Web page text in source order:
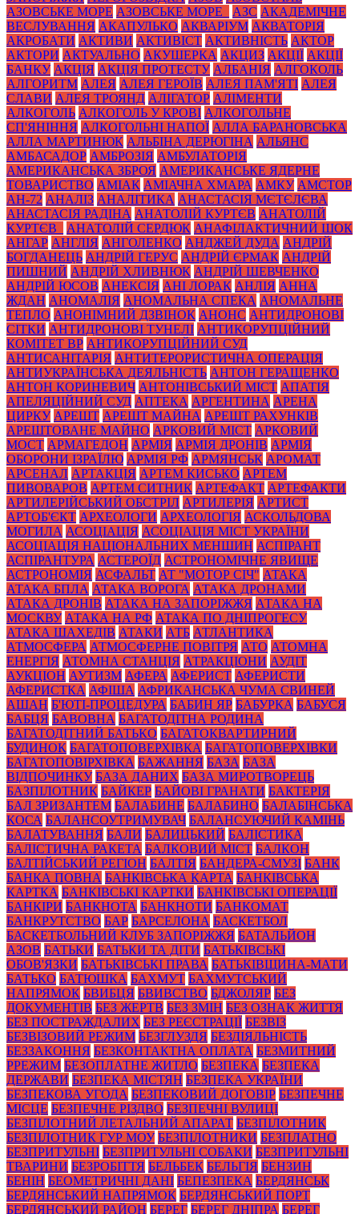
АЗОВСЬКЕ МОРЕ АЗОВСЬКЕ МОРЕ_ АЗС АКАДЕМІЧНЕ
ВЕСЛУВАННЯ АКАПУЛЬКО АКВАРІУМ АКВАТОРІЯ
АКРОБАТИ АКТИВИ АКТИВІСТ АКТИВНІСТЬ АКТОР
АКТОРИ АКТУАЛЬНО АКУШЕРКА АКЦИЗ АКЦІЇ АКЦІЇ
БАНКУ АКЦІЯ АКЦІЯ ПРОТЕСТУ АЛБАНІЯ АЛГОКОЛЬ
АЛГОРИТМ АЛЕЯ АЛЕЯ ГЕРОЇВ АЛЕЯ ПАМ'ЯТІ АЛЕЯ
СЛАВИ АЛЕЯ ТРОЯНД АЛІГАТОР АЛІМЕНТИ
АЛКОГОЛЬ АЛКОГОЛЬ У КРОВІ АЛКОГОЛЬНЕ
СП'ЯНІННЯ АЛКОГОЛЬНІ НАПОЇ АЛЛА БАРАНОВСЬКА
АЛЛА МАРТИНЮК АЛЬБІНА ДЕРЮГІНА АЛЬЯНС
АМБАСАДОР АМБРОЗІЯ АМБУЛАТОРІЯ
АМЕРИКАНСЬКА ЗБРОЯ АМЕРИКАНСЬКЕ ЯДЕРНЕ
ТОВАРИСТВО АМІАК АМІАЧНА ХМАРА АМКУ АМСТОР
АН-72 АНАЛІЗ АНАЛІТИКА АНАСТАСІЯ МЄТЄЛЄВА
АНАСТАСІЯ РАДІНА АНАТОЛІЙ КУРТЄВ АНАТОЛІЙ
КУРТЄВ_
АНАТОЛІЙ СЕРДЮК АНАФІЛАКТИЧНИЙ ШОК
АНГАР АНГЛІЯ АНГОЛЕНКО АНДЖЕЙ ДУДА АНДРІЙ
БОГДАНЕЦЬ АНДРІЙ ГЕРУС АНДРІЙ ЄРМАК АНДРІЙ
ПИШНИЙ АНДРІЙ ХЛИВНЮК АНДРІЙ ШЕВЧЕНКО
АНДРІЙ ЮСОВ АНЕКСІЯ АНІ ЛОРАК АНЛІЯ АННА
ЖДАН АНОМАЛІЯ АНОМАЛЬНА СПЕКА АНОМАЛЬНЕ
ТЕПЛО АНОНІМНИЙ ДЗВІНОК АНОНС АНТИДРОНОВІ
СІТКИ АНТИДРОНОВІ ТУНЕЛІ АНТИКОРУПЦІЙНИЙ
КОМІТЕТ ВР АНТИКОРУПЦІЙНИЙ СУД
АНТИСАНІТАРІЯ АНТИТЕРОРИСТИЧНА ОПЕРАЦІЯ
АНТИУКРАЇНСЬКА ДЕЯЛЬНІСТЬ АНТОН ГЕРАЩЕНКО
АНТОН КОРИНЕВИЧ АНТОНІВСЬКИЙ МІСТ АПАТІЯ
АПЕЛЯЦІЙНИЙ СУД АПТЕКА АРГЕНТИНА АРЕНА
ЦИРКУ АРЕШТ АРЕШТ МАЙНА АРЕШТ РАХУНКІВ
АРЕШТОВАНЕ МАЙНО АРКОВИЙ МІСТ АРКОВИЙ
МОСТ АРМАГЕДОН АРМІЯ АРМІЯ ДРОНІВ АРМІЯ
ОБОРОНИ ІЗРАЇЛЮ АРМІЯ РФ АРМЯНСЬК АРОМАТ
АРСЕНАЛ АРТАКЦІЯ АРТЕМ КИСЬКО АРТЕМ
ПИВОВАРОВ АРТЕМ СИТНИК АРТЕФАКТ АРТЕФАКТИ
АРТИЛЕРІЙСЬКИЙ ОБСТРІЛ АРТИЛЕРІЯ АРТИСТ
АРТОБ'ЄКТ АРХЕОЛОГИ АРХЕОЛОГІЯ АСКОЛЬДОВА
МОГИЛА АСОЦІАЦІЯ АСОЦІАЦІЯ МІСТ УКРАЇНИ
АСОЦІАЦІЯ НАЦІОНАЛЬНИХ МЕНШИН АСПІРАНТ
АСПІРАНТУРА АСТЕРОЇД АСТРОНОМІЧНЕ ЯВИЩЕ
АСТРОНОМІЯ АСФАЛЬТ АТ "МОТОР СІЧ" АТАКА
АТАКА БПЛА АТАКА ВОРОГА АТАКА ДРОНАМИ
АТАКА ДРОНІВ АТАКА НА ЗАПОРІЖЖЯ АТАКА НА
МОСКВУ АТАКА НА РФ АТАКА ПО ДНІПРОГЕСУ
АТАКА ШАХЕДІВ АТАКИ АТБ АТЛАНТИКА
АТМОСФЕРА АТМОСФЕРНЕ ПОВІТРЯ АТО АТОМНА
ЕНЕРГІЯ АТОМНА СТАНЦІЯ АТРАКЦІОНИ АУДІТ
АУКЦІОН АУТИЗМ АФЕРА АФЕРИСТ АФЕРИСТИ
АФЕРИСТКА АФІША АФРИКАНСЬКА ЧУМА СВИНЕЙ
АШАН Б'ЮТІ-ПРОЦЕДУРА БАБИН ЯР БАБУРКА БАБУСЯ
БАБЦЯ БАВОВНА БАГАТОДІТНА РОДИНА
БАГАТОДІТНИЙ БАТЬКО БАГАТОКВАРТИРНИЙ
БУДИНОК БАГАТОПОВЕРХІВКА БАГАТОПОВЕРХІВКИ
БАГАТОПОВІРХІВКА БАЖАННЯ БАЗА БАЗА
ВІДПОЧИНКУ БАЗА ДАНИХ БАЗА МИРОТВОРЕЦЬ
БАЗПІЛОТНИК БАЙКЕР БАЙОВІ ГРАНАТИ БАКТЕРІЯ
БАЛ ЗРИЗАНТЕМ БАЛАБИНЕ БАЛАБИНО БАЛАБІНСЬКА
КОСА БАЛАНСОУТРИМУВАЧ БАЛАНСУЮЧИЙ КАМІНЬ
БАЛАТУВАННЯ БАЛИ БАЛИЦЬКИЙ БАЛІСТИКА
БАЛІСТИЧНА РАКЕТА БАЛКОВИЙ МІСТ БАЛКОН
БАЛТІЙСЬКИЙ РЕГІОН БАЛТІЯ БАНДЕРА-СМУЗІ БАНК
БАНКА ПОВНА БАНКІВСЬКА КАРТА БАНКІВСЬКА
КАРТКА БАНКІВСЬКІ КАРТКИ БАНКІВСЬКІ ОПЕРАЦІЇ
БАНКІРИ БАНКНОТА БАНКНОТИ БАНКОМАТ
БАНКРУТСТВО БАР БАРСЕЛОНА БАСКЕТБОЛ
БАСКЕТБОЛЬНИЙ КЛУБ ЗАПОРІЖЖЯ БАТАЛЬЙОН
АЗОВ БАТЬКИ БАТЬКИ ТА ДІТИ БАТЬКІВСЬКІ
ОБОВ'ЯЗКИ БАТЬКІВСЬКІ ПРАВА БАТЬКІВЩИНА-МАТИ
БАТЬКО БАТЮШКА БАХМУТ БАХМУТСЬКИЙ
НАПРЯМОК БВИБЦЯ БВИВСТВО БДЖОЛЯР БЕЗ
ДОКУМЕНТІВ БЕЗ ЖЕРТВ БЕЗ ЗМІН БЕЗ ОЗНАК ЖИТТЯ
БЕЗ ПОСТРАЖДАЛИХ БЕЗ РЕЄСТРАЦІЇ БЕЗВІЗ
БЕЗВІЗОВИЙ РЕЖИМ БЕЗГЛУЗДЯ БЕЗДІЯЛЬНІСТЬ
БЕЗЗАКОННЯ БЕЗКОНТАКТНА ОПЛАТА БЕЗМИТНИЙ
РРЕЖИМ БЕЗОПЛАТНЕ ЖИТЛО БЕЗПЕКА БЕЗПЕКА
ДЕРЖАВИ БЕЗПЕКА МІСТЯН БЕЗПЕКА УКРАЇНИ
БЕЗПЕКОВА УГОДА БЕЗПЕКОВИЙ ДОГОВІР БЕЗПЕЧНЕ
МІСЦЕ БЕЗПЕЧНЕ РІЗДВО БЕЗПЕЧНІ ВУЛИЦІ
БЕЗПІЛОТНИЙ ЛЕТАЛЬНИЙ АПАРАТ БЕЗПІЛОТНИК
БЕЗПІЛОТНИК ГУР МОУ БЕЗПІЛОТНИКИ БЕЗПЛАТНО
БЕЗПРИТУЛЬНІ БЕЗПРИТУЛЬНІ СОБАКИ БЕЗПРИТУЛЬНІ
ТВАРИНИ БЕЗРОБІТТЯ БЕЛЬБЕК БЕЛЬГІЯ БЕНЗИН
БЕНІН БЕОМЕТРИЧНІ ДАНІ БЕПЕЗПЕКА БЕРДЯНСЬК
БЕРДЯНСЬКИЙ НАПРЯМОК БЕРДЯНСЬКИЙ ПОРТ
БЕРДЯНСЬКИЙ РАЙОН БЕРЕГ БЕРЕГ ДНІПРА БЕРЕГ